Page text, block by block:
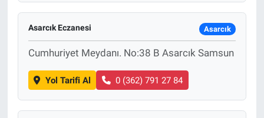
Asarcık Eczanesi Asarcık
Cumhuriyet Meydanı. No:38 B Asarcık Samsun
Yol Tarifi Al 0 (362) 791 27 84